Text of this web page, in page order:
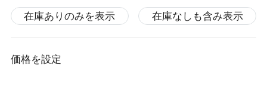
在庫ありのみを表示 在庫なしも含み表示
価格を設定